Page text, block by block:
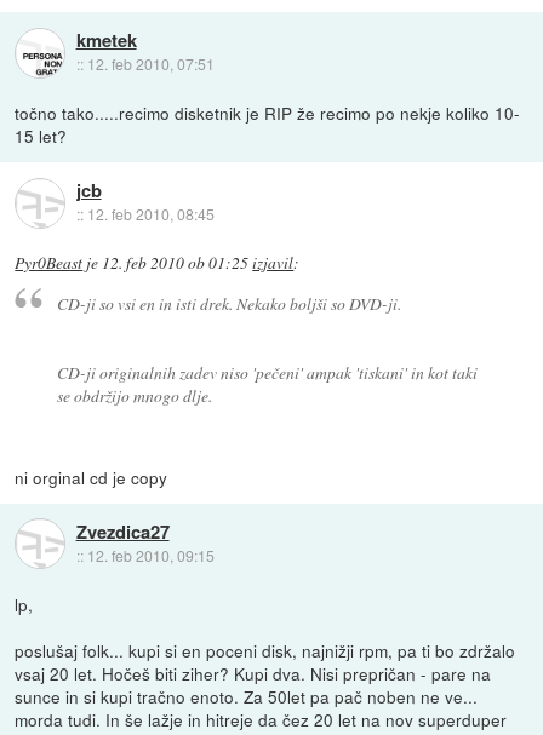
kmetek
:: 12. feb 2010, 07:51
točno tako.....recimo disketnik je RIP že recimo po nekje koliko 10-
15 let?
jcb
:: 12. feb 2010, 08:45
Pyr0Beast je 12. feb 2010 ob 01:25izjavil:
CD-ji so vsi en in isti drek. Nekako boljši so DVD-ji.
CD-ji originalnih zadev niso 'pečeni' ampak 'tiskani' in kot taki
se obdržijo mnogo dlje.
ni orginal cd je copy
Zvezdica27
:: 12. feb 2010, 09:15
lp,
poslušaj folk... kupi si en poceni disk, najnižji rpm, pa ti bo zdržalo
vsaj 20 let. Hočeš biti ziher? Kupi dva. Nisi prepričan - pare na
sunce in si kupi tračno enoto. Za 50let pa pač noben ne ve...
morda tudi. In še lažje in hitreje da čez 20 let na nov superduper